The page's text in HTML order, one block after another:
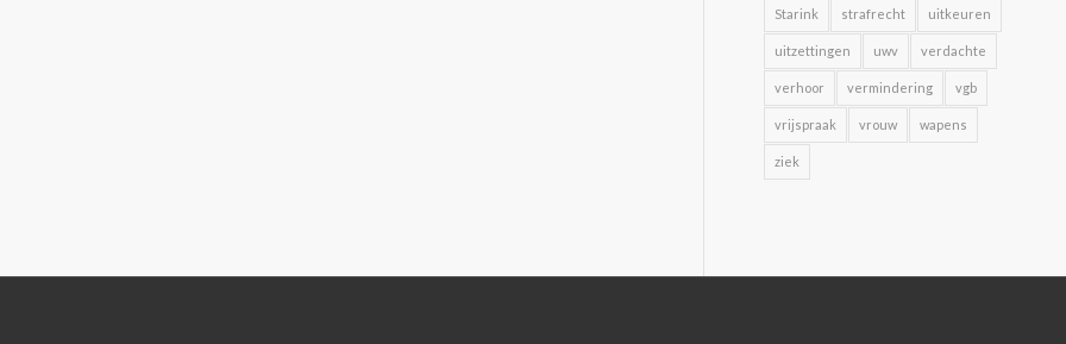
Starink strafrecht uitkeuren
uitzettingen uwv verdachte
verhoor vermindering vgb
vrijspraak vrouw wapens
ziek